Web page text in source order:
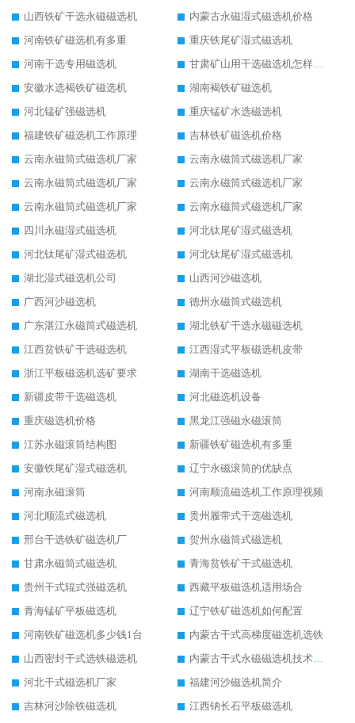
山西铁矿干选永磁磁选机
内蒙古永磁湿式磁选机价格
河南铁矿磁选机有多重
重庆铁尾矿湿式磁选机
河南干选专用磁选机
甘肃矿山用干选磁选机怎样调磁
安徽水选褐铁矿磁选机
湖南褐铁矿磁选机
河北锰矿强磁选机
重庆锰矿水选磁选机
福建铁矿磁选机工作原理
吉林铁矿磁选机价格
云南永磁筒式磁选机厂家
云南永磁筒式磁选机厂家
云南永磁筒式磁选机厂家
云南永磁筒式磁选机厂家
云南永磁筒式磁选机厂家
云南永磁筒式磁选机厂家
四川永磁湿式磁选机
河北钛尾矿湿式磁选机
河北钛尾矿湿式磁选机
河北钛尾矿湿式磁选机
湖北湿式磁选机公司
山西河沙磁选机
广西河沙磁选机
德州永磁筒式磁选机
广东湛江永磁筒式磁选机
湖北铁矿干选永磁磁选机
江西贫铁矿干选磁选机
江西湿式平板磁选机皮带
浙江平板磁选机选矿要求
湖南干选磁选机
新疆皮带干选磁选机
河北磁选机设备
重庆磁选机价格
黑龙江强磁永磁滚筒
江苏永磁滚筒结构图
新疆铁矿磁选机有多重
安徽铁尾矿湿式磁选机
辽宁永磁滚筒的优缺点
河南永磁滚筒
河南顺流磁选机工作原理视频
河北顺流式磁选机
贵州履带式干选磁选机
邢台干选铁矿磁选机厂
贺州永磁筒式磁选机
甘肃永磁筒式磁选机
青海贫铁矿干式磁选机
贵州干式辊式强磁选机
西藏平板磁选机适用场合
青海锰矿平板磁选机
辽宁铁矿磁选机如何配置
河南铁矿磁选机多少钱1台
内蒙古干式高梯度磁选机选铁
山西密封干式选铁磁选机
内蒙古干式永磁磁选机技术要求
河北干式磁选机厂家
福建河沙磁选机简介
吉林河沙除铁磁选机
江西钠长石平板磁选机